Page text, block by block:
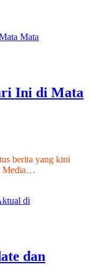
Ini di Mata
berita yang kini
Media…
dan